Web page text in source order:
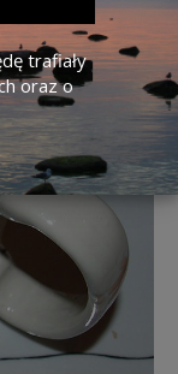
trafiały
oraz o